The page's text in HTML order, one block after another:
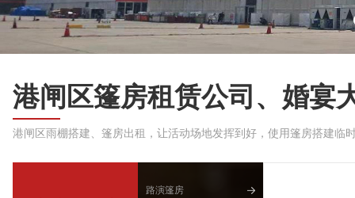
港闸区篷房租赁公司、婚宴
港闸区雨棚搭建、篷房出租，让活动场地发挥到好，使用篷房搭建临
路演篷房